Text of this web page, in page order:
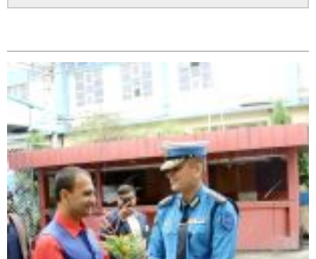
कपिलवस्तु नगरपालिकाका पूर्वमेयर किरण सिंह गोरुसिङ्गे
जंगलमा मृत अवस्थामा फेला,